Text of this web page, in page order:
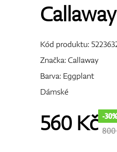
Kód produktu:
Značka:Callaway
Barva: Eggplant
Dámské
560Kč -
800